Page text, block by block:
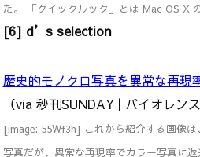
た。 「クイックルック」とは Mac OS X
[6] d’s selection
歴史的モノクロ写真を異常な再現
（via 秒刊SUNDAY | バイオレン
[image: 55Wf3h] これから紹介する画像
写真だが、異常な再現率でカラー写真に